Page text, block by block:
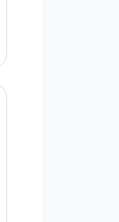
section 4.